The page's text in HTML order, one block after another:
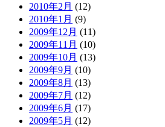
2010年2月 (12)
2010年1月 (9)
2009年12月 (11)
2009年11月 (10)
2009年10月 (13)
2009年9月 (10)
2009年8月 (13)
2009年7月 (12)
2009年6月 (17)
2009年5月 (12)